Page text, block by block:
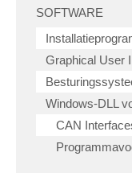
SOFTWARE
Graphical User
Windows-DLL
CAN